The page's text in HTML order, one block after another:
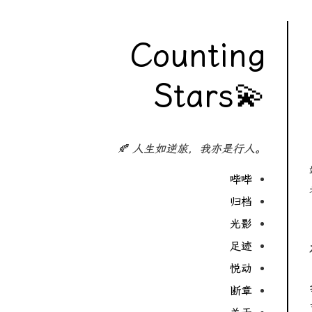
Counting
Stars💫
🍂 人生如逆旅，我亦是行人。
哔哔
归档
光影
足迹
悦动
断章